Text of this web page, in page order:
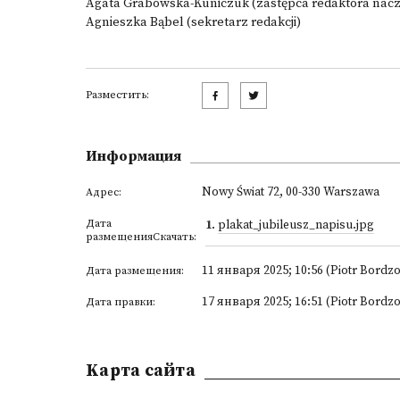
Agata Grabowska-Kuniczuk (zastępca redaktora
Agnieszka Bąbel (sekretarz redakcji)
Разместить:
Информация
Адрес: Nowy Świat 72, 00-330 Warszawa
Дата
размещенияСкачать:
1. plakat_jubileusz_napisu.jpg
Дата размещения: 11 января 2025; 10:56 (Piotr
Дата правки: 17 января 2025; 16:51 (Piotr
Kарта сайта